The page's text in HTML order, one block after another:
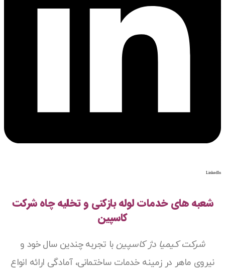
LinkedIn
شعبه های خدمات لوله بازکنی و تخلیه چاه شرکت
کاسپین
شرکت کیمیا دژ کاسپین با تجربه چندین سال خود و
نیروی ماهر در زمینه خدمات ساختمانی، آمادگی ارائه انواع